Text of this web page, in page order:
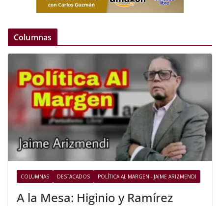
Columnas
COLUMNAS DESTACADOS POLÍTICA AL MARGEN - JAIME ARIZMENDI
A la Mesa: Higinio y Ramírez